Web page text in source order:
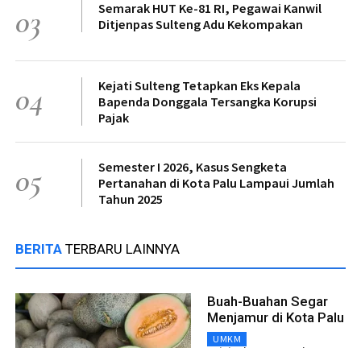
03
Semarak HUT Ke-81 RI, Pegawai Kanwil
Ditjenpas Sulteng Adu Kekompakan
04
Kejati Sulteng Tetapkan Eks Kepala
Bapenda Donggala Tersangka Korupsi
Pajak
05
Semester I 2026, Kasus Sengketa
Pertanahan di Kota Palu Lampaui Jumlah
Tahun 2025
BERITA TERBARU LAINNYA
Buah-Buahan Segar
Menjamur di Kota Palu
UMKM